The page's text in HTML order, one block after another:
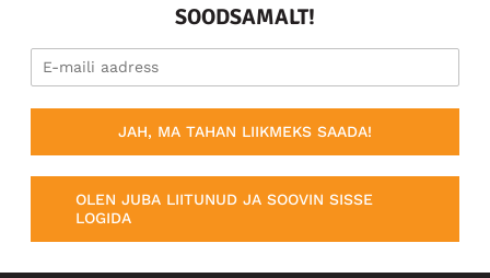
SOODSAMALT!
JAH, MA TAHAN LIIKMEKS SAADA!
OLEN JUBA LIITUNUD JA SOOVIN SISSE
LOGIDA